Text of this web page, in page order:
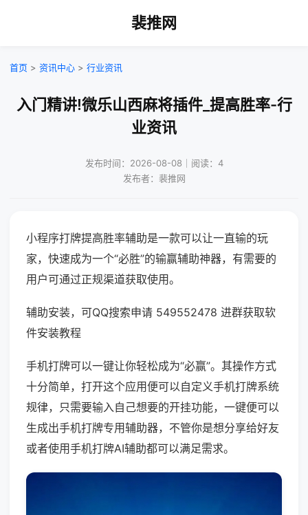
裴推网
首页 > 资讯中心 > 行业资讯
入门精讲!微乐山西麻将插件_提高胜率-行
业资讯
发布时间：2026-08-08｜阅读：4
发布者：裴推网
小程序打牌提高胜率辅助是一款可以让一直输的玩
家，快速成为一个“必胜”的输赢辅助神器，有需要的
用户可通过正规渠道获取使用。
辅助安装，可QQ搜索申请 549552478 进群获取软
件安装教程
手机打牌可以一键让你轻松成为“必赢”。其操作方式
十分简单，打开这个应用便可以自定义手机打牌系统
规律，只需要输入自己想要的开挂功能，一键便可以
生成出手机打牌专用辅助器，不管你是想分享给好友
或者使用手机打牌AI辅助都可以满足需求。